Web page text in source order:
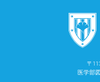
󿾱
〒
医学部